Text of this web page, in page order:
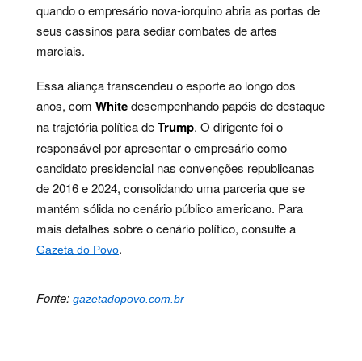
quando o empresário nova-iorquino abria as portas de
seus cassinos para sediar combates de artes
marciais.
Essa aliança transcendeu o esporte ao longo dos
anos, com Whitedesempenhando papéis de destaque
na trajetória política deTrump. O dirigente foi o
responsável por apresentar o empresário como
candidato presidencial nas convenções republicanas
de 2016 e 2024, consolidando uma parceria que se
mantém sólida no cenário público americano. Para
mais detalhes sobre o cenário político, consulte a
Gazeta do Povo.
Fonte: gazetadopovo.com.br